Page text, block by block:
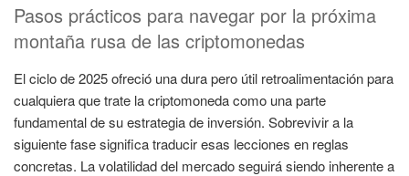
Pasos prácticos para navegar por la próxima
montaña rusa de las criptomonedas
El ciclo de 2025 ofreció una dura pero útil retroalimentación para
cualquiera que trate la criptomoneda como una parte
fundamental de su estrategia de inversión. Sobrevivir a la
siguiente fase significa traducir esas lecciones en reglas
concretas. La volatilidad del mercado seguirá siendo inherente a